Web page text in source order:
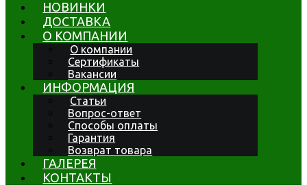
НОВИНКИ
ДОСТАВКА
О КОМПАНИИ
О компании
Сертификаты
Вакансии
ИНФОРМАЦИЯ
Статьи
Вопрос-ответ
Способы оплаты
Гарантия
Возврат товара
ГАЛЕРЕЯ
КОНТАКТЫ